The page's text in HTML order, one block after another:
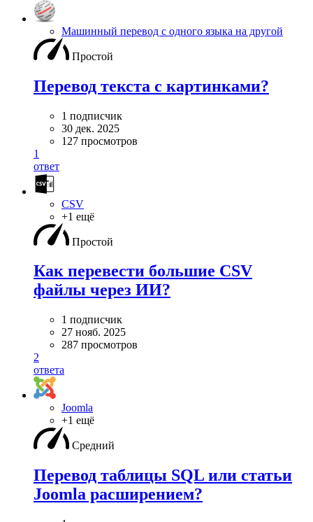
Машинный перевод с одного языка на другой
Простой
Перевод текста с картинками?
1 подписчик
30 дек. 2025
127 просмотров
1
ответ
CSV
+1 ещё
Простой
Как перевести большие CSV
файлы через ИИ?
1 подписчик
27 нояб. 2025
287 просмотров
2
ответа
Joomla
+1 ещё
Средний
Перевод таблицы SQL или статьи
Joomla расширением?